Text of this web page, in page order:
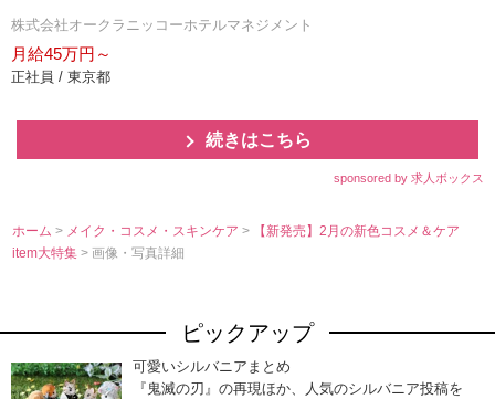
株式会社オークラニッコーホテルマネジメント
月給45万円～
正社員 / 東京都
続きはこちら
sponsored by 求人ボックス
ホーム > メイク・コスメ・スキンケア>
【新発売】2月の新色コスメ＆ケア
item大特集> 画像・写真詳細
ピックアップ
可愛いシルバニアまとめ
『鬼滅の刃』の再現ほか、人気のシルバニア投稿を